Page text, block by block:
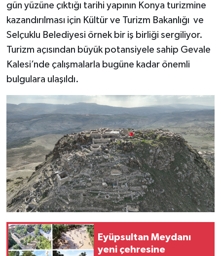
gün yüzüne çıktığı tarihi yapının Konya turizmine
kazandırılması için Kültür ve Turizm Bakanlığı ve
Selçuklu Belediyesi örnek bir iş birliği sergiliyor.
Turizm açısından büyük potansiyele sahip Gevale
Kalesi’nde çalışmalarla bugüne kadar önemli
bulgulara ulaşıldı.
Eyüpsultan Meydanı
yeni çehresine